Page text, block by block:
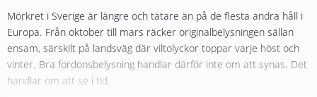
Mörkret i Sverige är längre och tätare än på de flesta andra håll i
Europa. Från oktober till mars räcker originalbelysningen sällan
ensam, särskilt på landsväg där viltolyckor toppar varje höst och
vinter. Bra fordonsbelysning handlar därför inte om att synas. Det
handlar om att se i tid.